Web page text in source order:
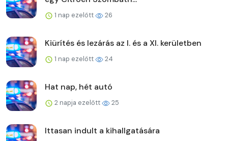
1 nap ezelőtt 26
Kiürítés és lezárás az I. és a XI. kerületben
1 nap ezelőtt 24
Hat nap, hét autó
2 napja ezelőtt 25
Ittasan indult a kihallgatására